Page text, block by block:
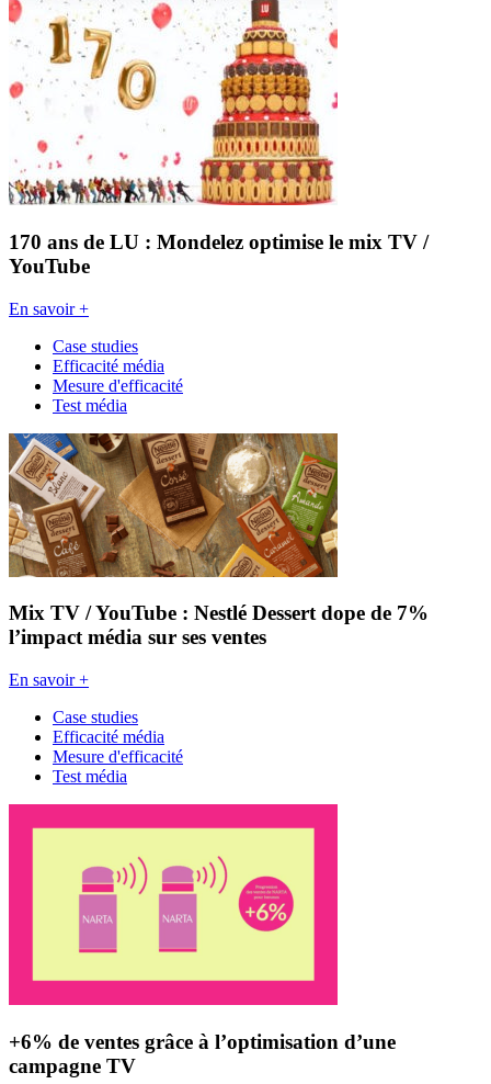
170 ans de LU : Mondelez optimise le mix TV /
YouTube
En savoir +
Case studies
Efficacité média
Mesure d'efficacité
Test média
Mix TV / YouTube : Nestlé Dessert dope de 7%
l’impact média sur ses ventes
En savoir +
Case studies
Efficacité média
Mesure d'efficacité
Test média
+6% de ventes grâce à l’optimisation d’une
campagne TV